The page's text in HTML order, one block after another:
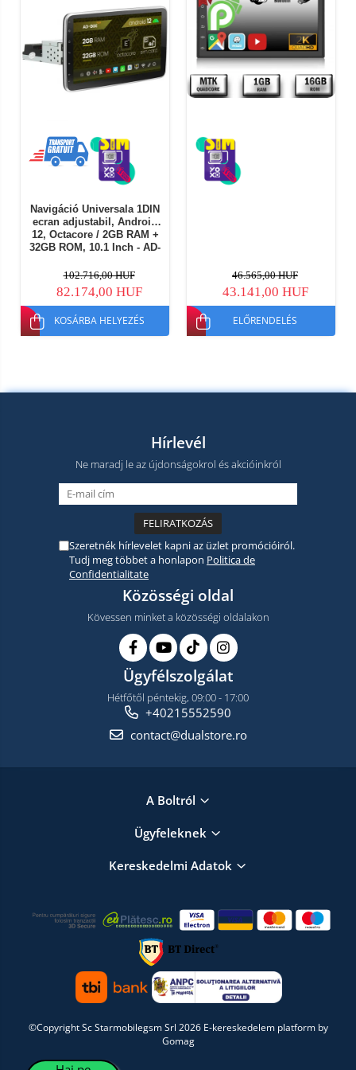
Navigáció Universala 1DIN
ecran adjustabil, Android
12, Octacore / 2GB RAM +
32GB ROM, 10.1 Inch - AD-
102.716,00 HUF
82.174,00 HUF
KOSÁRBA HELYEZÉS
46.565,00 HUF
43.141,00 HUF
ELŐRENDELÉS
Hírlevél
Ne maradj le az újdonságokrol és akcióinkról
Szeretnék hírlevelet kapni az üzlet promócióiról.
Tudj meg többet a honlapon Politica de
Confidentialitate
Közösségi oldal
Kövessen minket a közösségi oldalakon
Ügyfélszolgálat
Hétfőtől péntekig, 09:00 - 17:00
+40215552590
contact@dualstore.ro
A Boltról
Ügyfeleknek
Kereskedelmi Adatok
©Copyright Sc Starmobilegsm Srl 2026 E-kereskedelem platform by
Gomag